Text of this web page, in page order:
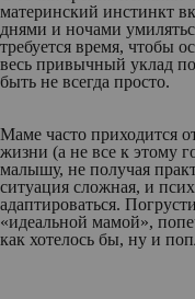
материнский инстинкт
днями и ночами
требуется время, чтобы
весь привычный уклад
быть не всегда просто.
Маме часто приходится
жизни (а не все к этому
малышу, не получая
ситуация сложная, и
адаптироваться.
«идеальной мамой»,
как хотелось бы, ну и